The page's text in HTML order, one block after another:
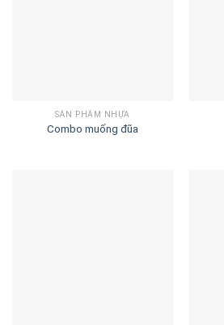
SẢN PHẨM NHỰA
Combo muống đũa